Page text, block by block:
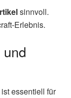
sinnvoll.
Erlebnis.
ist essentiell für